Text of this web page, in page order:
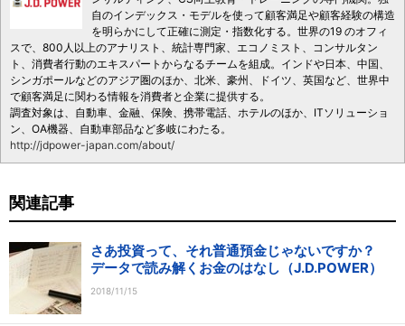
自のインデックス・モデルを使って顧客満足や顧客経験の構造
を明らかにして正確に測定・指数化する。世界の19 のオフィ
スで、800人以上のアナリスト、統計専門家、エコノミスト、コンサルタン
ト、消費者行動のエキスパートからなるチームを組成。インドや日本、中国、
シンガポールなどのアジア圏のほか、北米、豪州、ドイツ、英国など、世界中
で顧客満足に関わる情報を消費者と企業に提供する。
調査対象は、自動車、金融、保険、携帯電話、ホテルのほか、ITソリューショ
ン、OA機器、自動車部品など多岐にわたる。
http://jdpower-japan.com/about/
関連記事
さあ投資って、それ普通預金じゃないですか？
データで読み解くお金のはなし（J.D.POWER）
2018/11/15